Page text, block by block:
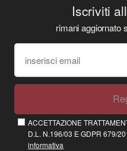
Iscriviti
rimani aggiornato
ACCETTAZIONE
D.L. N.196/03 E GDPR 679/
informativa